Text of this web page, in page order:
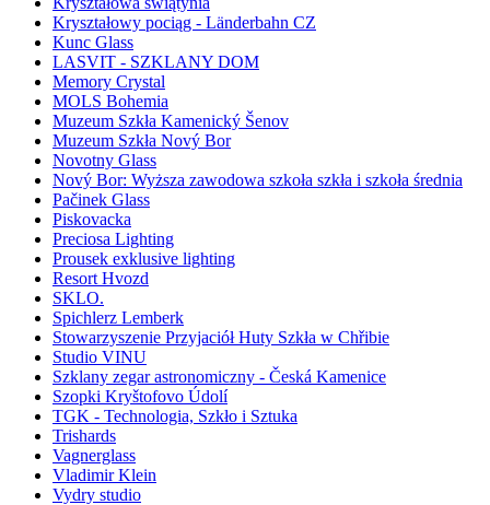
Kryształowy pociąg - Länderbahn CZ
Kunc Glass
LASVIT - SZKLANY DOM
Memory Crystal
MOLS Bohemia
Muzeum Szkła Kamenický Šenov
Muzeum Szkła Nový Bor
Novotny Glass
Nový Bor: Wyższa zawodowa szkoła szkła i szkoła średnia
Pačinek Glass
Piskovacka
Preciosa Lighting
Prousek exklusive lighting
Resort Hvozd
SKLO.
Spichlerz Lemberk
Stowarzyszenie Przyjaciół Huty Szkła w Chřibie
Studio VINU
Szklany zegar astronomiczny - Česká Kamenice
Szopki Kryštofovo Údolí
TGK - Technologia, Szkło i Sztuka
Trishards
Vagnerglass
Vladimir Klein
Vydry studio